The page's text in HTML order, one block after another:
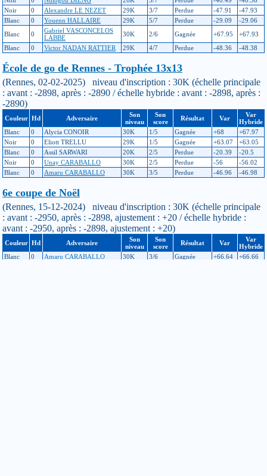
Noir
0 Alexandre LE NEZET 29K 3/7 Perdue -47.91
-47.93
Blanc
0 Youenn HALLAIRE 29K 5/7 Perdue -29.09
-29.06
Blanc
0
Gabriel VASCONCELOS
LABBE
30K 2/6 Gagnée +67.95
+67.93
Blanc
0 Victor NADAN RATTIER 29K 4/7 Perdue -48.36 -48.38
École de go de Rennes - Trophée 13x13
(Rennes, 02-02-2025) niveau d'inscription : 30K (échelle principale
: avant : -2898, après : -2890 / échelle hybride : avant : -2898, après :
-2890)
Couleur Hd Adversaire
Son
niveau
Son
score
Résultat Var
Var
Hybride
Blanc
0 Alycia CONOIR 30K 1/5 Gagnée +68
+67.97
Noir
0 Eliott TRELLU 29K 1/5 Gagnée +63.07
+63.05
Blanc
0 Assil SARWARI 20K 2/5 Perdue -20.39
-20.5
Noir
0 Unay CARABALLO 30K 2/5 Perdue -56
-56.02
Blanc
0 Amaru CARABALLO 30K 3/5 Perdue -46.96 -46.98
6e coupe de Noël
(Rennes, 15-12-2024) niveau d'inscription : 30K (échelle principale
: avant : -2950, après : -2898, ajustement : +20 / échelle hybride :
avant : -2950, après : -2898, ajustement : +20)
Couleur Hd Adversaire
Son
niveau
Son
score
Résultat Var
Var
Hybride
Blanc
0 Amaru CARABALLO 30K 3/6 Gagnée +66.64
+66.66